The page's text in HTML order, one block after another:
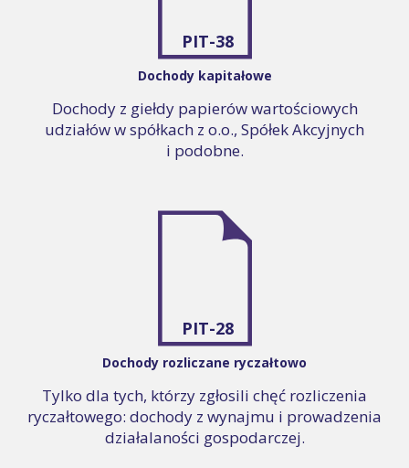
PIT-38
Dochody kapitałowe
Dochody z giełdy papierów wartościowych
udziałów w spółkach z o.o., Spółek Akcyjnych
i podobne.
PIT-28
Dochody rozliczane ryczałtowo
Tylko dla tych, którzy zgłosili chęć rozliczenia
ryczałtowego: dochody z wynajmu i prowadzenia
działalaności gospodarczej.